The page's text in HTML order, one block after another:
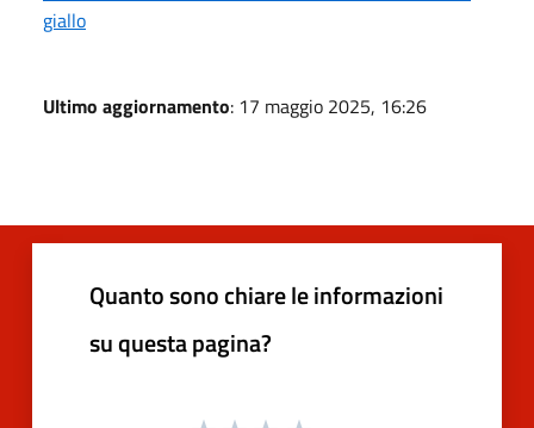
giallo
Ultimo aggiornamento: 17 maggio 2025, 16:26
Quanto sono chiare le informazioni
su questa pagina?